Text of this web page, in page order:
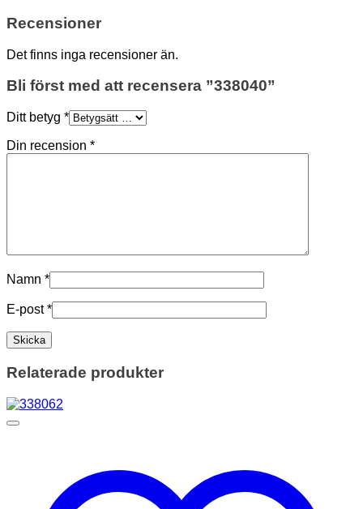
Recensioner
Det finns inga recensioner än.
Bli först med att recensera ”338040”
Ditt betyg *
Din recension *
Namn *
E-post*
Relaterade produkter